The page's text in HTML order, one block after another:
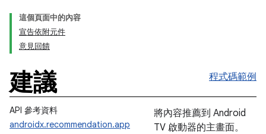
這個頁面中的內容
宣告依附元件
意見回饋
建議 程式碼範例
API 參考資料
androidx.recommendation.app
將內容推薦到 Android
TV 啟動器的主畫面。